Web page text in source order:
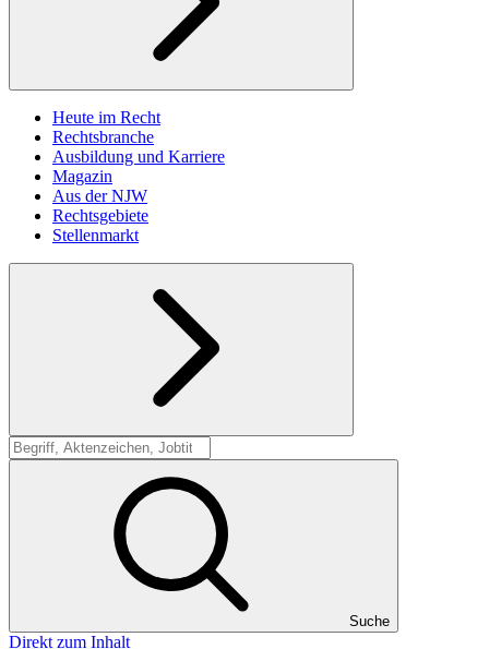
Heute im Recht
Rechtsbranche
Ausbildung und Karriere
Magazin
Aus der NJW
Rechtsgebiete
Stellenmarkt
Suche
Suche
Direkt zum Inhalt